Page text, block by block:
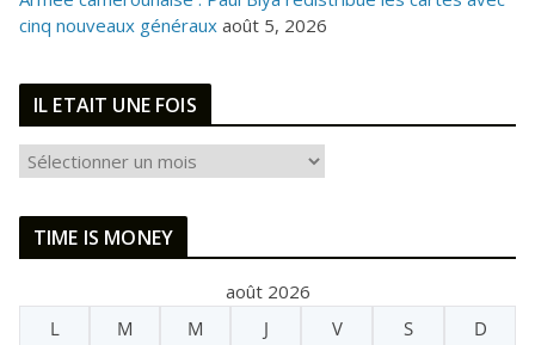
cinq nouveaux généraux août 5, 2026
IL ETAIT UNE FOIS
E
I
TIME IS MONEY
août 2026
L
M M J V S
D